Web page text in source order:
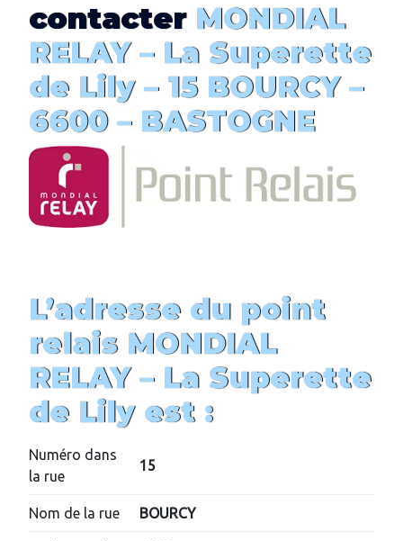
contacterMONDIAL
RELAY – La Superette
de Lily – 15 BOURCY –
6600 – BASTOGNE
L’adresse du point
relais MONDIAL
RELAY – La Superette
de Lily est :
Numéro dans
la rue
15
Nom de la rue BOURCY